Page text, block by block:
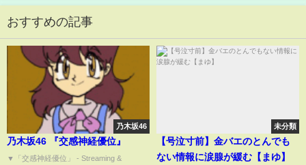
おすすめの記事
乃木坂46
乃木坂46 『交感神経優位』
▼「交感神経優位」 - Streaming &
未分類
【号泣寸前】金バエのとんでも
ない情報に涙腺が緩む【まゆ】